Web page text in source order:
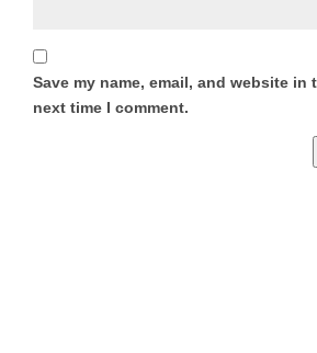
Save my name, email, and website
next time I comment.